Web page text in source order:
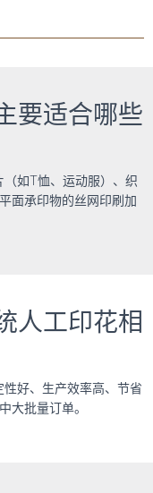
要适合哪些
（如T恤、运动服）、织
面承印物的丝网印刷加
人工印花相
好、生产效率高、节省
大批量订单。